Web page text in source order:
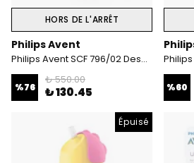
HORS DE L'ARRÊT
Philips Avent
Philips Avent SCF 796/02 Desenli Pipetli Bardak 200 ml Kız
%76
₺ 550.00
₺ 130.45 %60
Épuisé